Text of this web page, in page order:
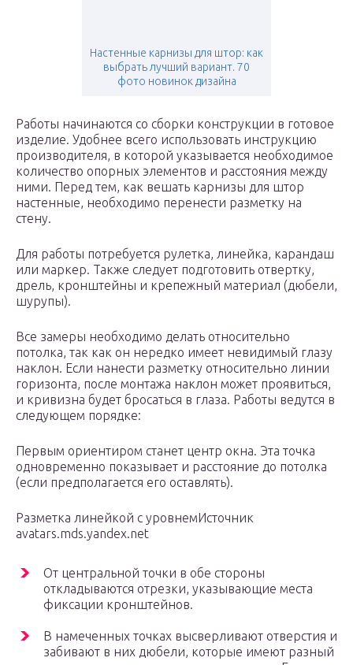
Настенные карнизы для штор: как
выбрать лучший вариант. 70
фото новинок дизайна
Работы начинаются со сборки конструкции в готовое
изделие. Удобнее всего использовать инструкцию
производителя, в которой указывается необходимое
количество опорных элементов и расстояния между
ними. Перед тем, как вешать карнизы для штор
настенные, необходимо перенести разметку на
стену.
Для работы потребуется рулетка, линейка, карандаш
или маркер. Также следует подготовить отвертку,
дрель, кронштейны и крепежный материал (дюбели,
шурупы).
Все замеры необходимо делать относительно
потолка, так как он нередко имеет невидимый глазу
наклон. Если нанести разметку относительно линии
горизонта, после монтажа наклон может проявиться,
и кривизна будет бросаться в глаза. Работы ведутся в
следующем порядке:
Первым ориентиром станет центр окна. Эта точка
одновременно показывает и расстояние до потолка
(если предполагается его оставлять).
Разметка линейкой с уровнемИсточник
avatars.mds.yandex.net
От центральной точки в обе стороны
откладываются отрезки, указывающие места
фиксации кронштейнов.
В намеченных точках высверливают отверстия и
забивают в них дюбели, которые имеют разный